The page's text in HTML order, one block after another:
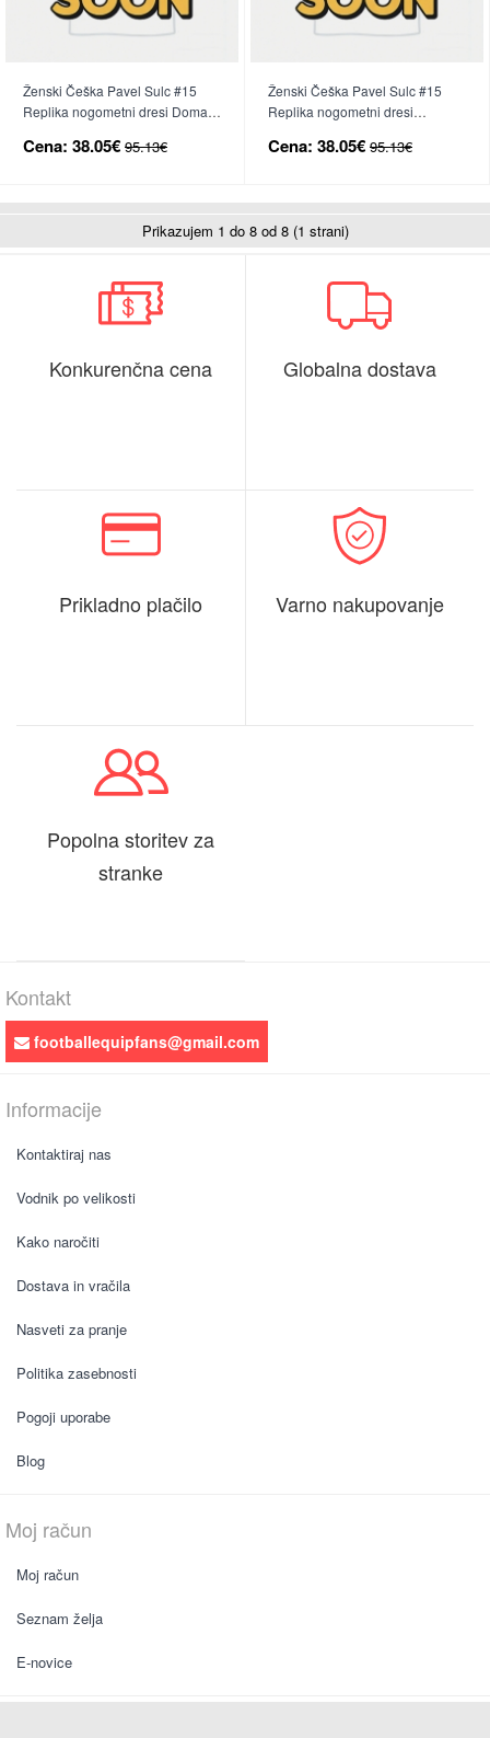
Ženski Češka Pavel Sulc #15
Replika nogometni dresi Domači
Cena: 38.05€ 95.13€
Ženski Češka Pavel Sulc #15
Replika nogometni dresi
Cena: 38.05€ 95.13€
Prikazujem 1 do 8 od 8 (1 strani)
Konkurenčna cena Globalna dostava
Prikladno plačilo Varno nakupovanje
Popolna storitev za
stranke
Kontakt
footballequipfans@gmail.com
Informacije
Kontaktiraj nas
Vodnik po velikosti
Kako naročiti
Dostava in vračila
Nasveti za pranje
Politika zasebnosti
Pogoji uporabe
Blog
Moj račun
Moj račun
Seznam želja
E-novice